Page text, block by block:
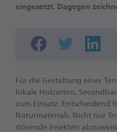
eingesetzt. Dagegen
Für die Ge­stal­tung einer
lokale Holz­arten,
zum Einsatz.
Natur­materials. Nicht nur
störende In­sekten